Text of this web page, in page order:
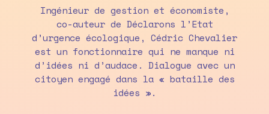
Ingénieur de gestion et économiste,
co-auteur de Déclarons l’Etat
d’urgence écologique, Cédric Chevalier
est un fonctionnaire qui ne manque ni
d’idées ni d’audace. Dialogue avec un
citoyen engagé dans la « bataille des
idées ».